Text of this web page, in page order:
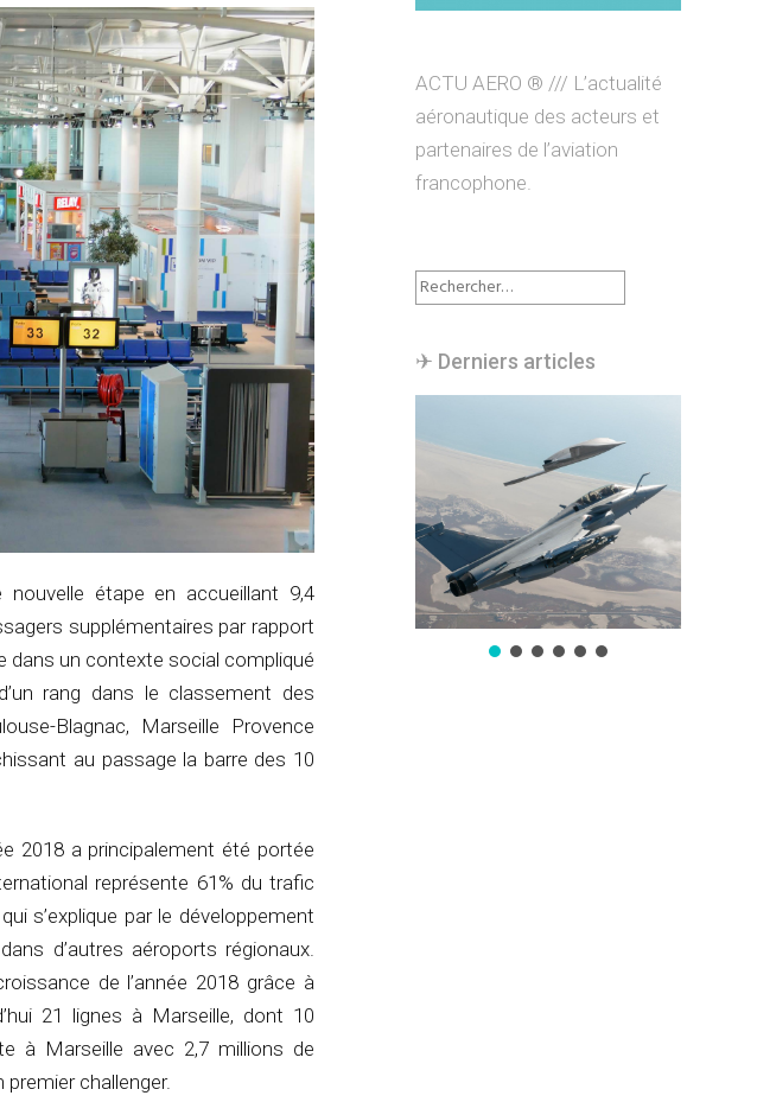
nouvelle étape en accueillant 9,4
supplémentaires par rapport
dans un contexte social compliqué
rang dans le classement des
Blagnac, Marseille Provence
au passage la barre des 10
2018 a principalement été portée
représente 61% du trafic
s’explique par le développement
d’autres aéroports régionaux.
de l’année 2018 grâce à
21 lignes à Marseille, dont 10
à Marseille avec 2,7 millions de
premier challenger.
ACTU AERO ® /// L’actualité
aéronautique des acteurs et
partenaires de l’aviation
francophone.
Rechercher :
✈︎ Derniers articles